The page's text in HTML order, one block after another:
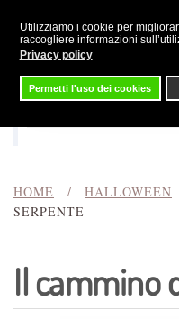
Utilizziamo i cookie per
raccogliere informazioni
Privacy policy
Permetti l'uso dei cookies
Skip to main content
HOME HALLOWEEN
SERPENTE
Il cammino